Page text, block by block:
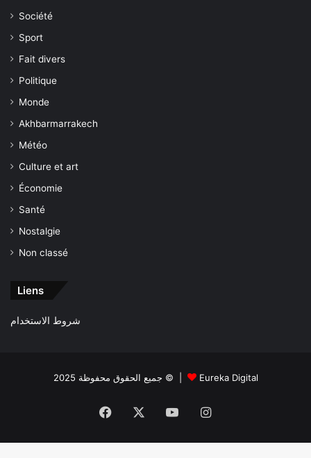
Société
Sport
Fait divers
Politique
Monde
Akhbarmarrakech
Météo
Culture et art
Économie
Santé
Nostalgie
Non classé
Liens
شروط الاستخدام
جميع الحقوق محفوظة 2025 © | Eureka Digital
Facebook YouTubeInstagram